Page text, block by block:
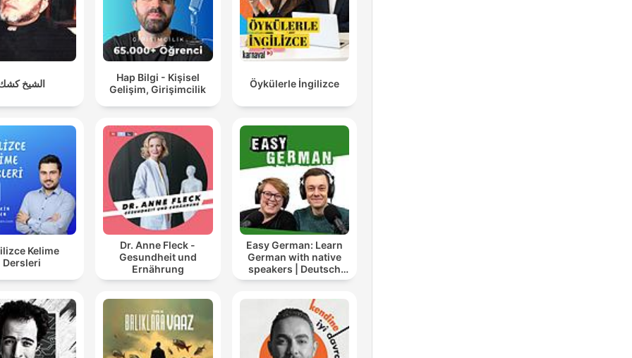
الشيخ
Hap Bilgi - Kişisel
Gelişim, Girişimcilik
Öykülerle İngilizce
Kelime
Dersleri
Dr. Anne Fleck -
Gesundheit und
Ernährung
Easy German: Learn
German with native
speakers | Deutsch
lernen mit